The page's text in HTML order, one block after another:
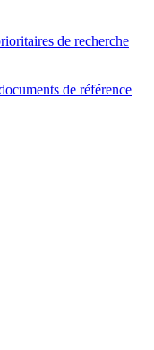
de recherche
de référence